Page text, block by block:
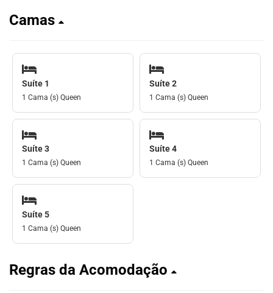
Camas
Suíte 1
1 Cama (s) Queen
Suíte 2
1 Cama (s) Queen
Suíte 3
1 Cama (s) Queen
Suíte 4
1 Cama (s) Queen
Suíte 5
1 Cama (s) Queen
Regras da Acomodação